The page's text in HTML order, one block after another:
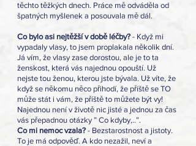
těchto těžkých dnech. Práce mě odváděla od
špatných myšlenek a posouvala mě dál.
Co bylo asi nejtěžší v době léčby? - Když mi
vypadaly vlasy, to jsem proplakala několik dní.
Já vím, že vlasy zase dorostou, ale je to ta
ženskost, která vás najednou opouští. Už
nejste tou ženou, kterou jste bývala. Už víte, že
když se někomu něco přihodí, že příště se TO
může stát i vám, že příště to můžete být vy!
Najednou není v životě nic jisté a jednou za čas
vás přepadnou otázky ” Co kdyby,..”.
Co mi nemoc vzala? - Bezstarostnost a jistoty.
To je má odpověď. A kdo nezažil, neví a